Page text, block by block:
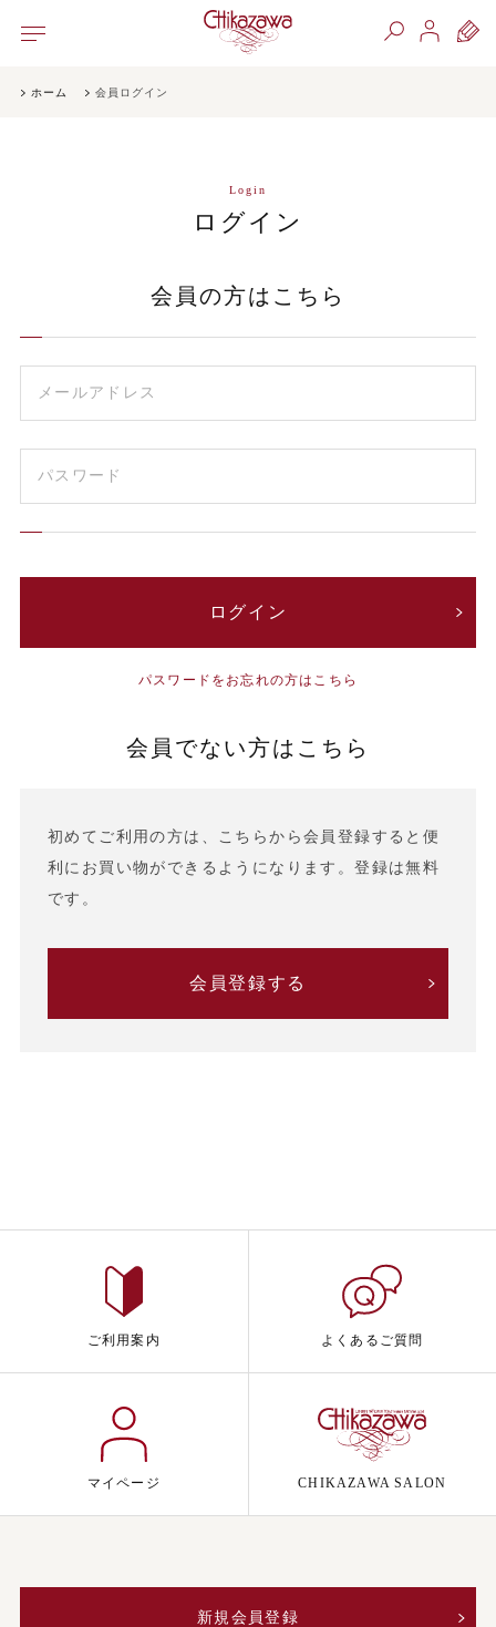
ホーム 会員ログイン
Login
ログイン
会員の方はこちら
パスワードをお忘れの方はこちら
会員でない方はこちら
初めてご利用の方は、こちらから会員登録すると便
利にお買い物ができるようになります。登録は無料
です。
会員登録する
ご利用案内 よくあるご質問
マイページ CHIKAZAWA SALON
新規会員登録